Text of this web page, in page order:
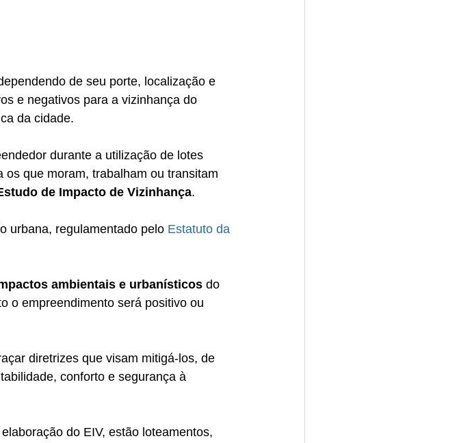
de seu porte, localização e
e negativos para a vizinhança do
da cidade.
durante a utilização de lotes
que moram, trabalham ou transitam
de Impacto de Vizinhança.
urbana, regulamentado pelo Estatuto da
ambientais e urbanísticos do
o empreendimento será positivo ou
diretrizes que visam mitigá-los, de
conforto e segurança à
do EIV, estão loteamentos,